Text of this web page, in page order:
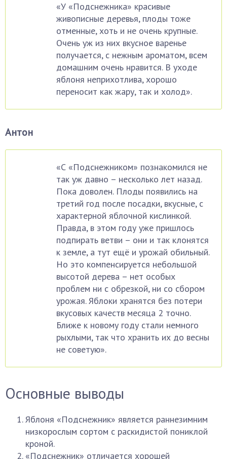
«У «Подснежника» красивые
живописные деревья, плоды тоже
отменные, хоть и не очень крупные.
Очень уж из них вкусное варенье
получается, с нежным ароматом, всем
домашним очень нравится. В уходе
яблоня неприхотлива, хорошо
переносит как жару, так и холод».
Антон
«С «Подснежником» познакомился не
так уж давно – несколько лет назад.
Пока доволен. Плоды появились на
третий год после посадки, вкусные, с
характерной яблочной кислинкой.
Правда, в этом году уже пришлось
подпирать ветви – они и так клонятся
к земле, а тут ещё и урожай обильный.
Но это компенсируется небольшой
высотой дерева – нет особых
проблем ни с обрезкой, ни со сбором
урожая. Яблоки хранятся без потери
вкусовых качеств месяца 2 точно.
Ближе к новому году стали немного
рыхлыми, так что хранить их до весны
не советую».
Основные выводы
Яблоня «Подснежник» является раннезимним
низкорослым сортом с раскидистой пониклой
кроной.
«Подснежник» отличается хорошей